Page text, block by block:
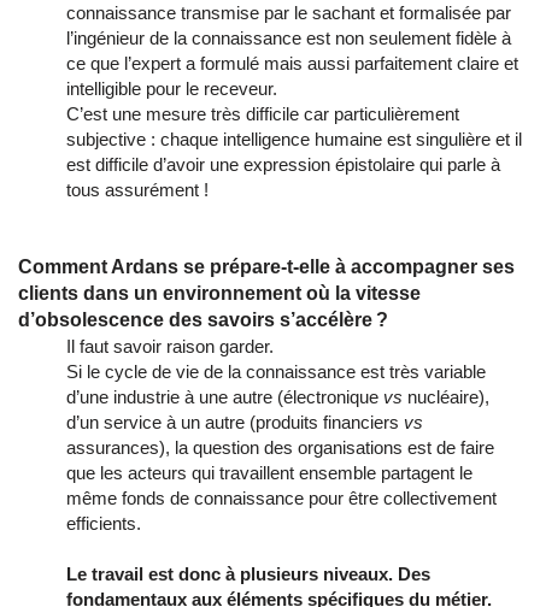
connaissance transmise par le sachant et formalisée par
l’ingénieur de la connaissance est non seulement fidèle à
ce que l’expert a formulé mais aussi parfaitement claire et
intelligible pour le receveur.
C’est une mesure très difficile car particulièrement
subjective : chaque intelligence humaine est singulière et il
est difficile d’avoir une expression épistolaire qui parle à
tous assurément !
Comment Ardans se prépare-t-elle à accompagner ses
clients dans un environnement où la vitesse
d’obsolescence des savoirs s’accélère ?
Il faut savoir raison garder.
Si le cycle de vie de la connaissance est très variable
d’une industrie à une autre (électronique vs nucléaire),
d’un service à un autre (produits financiers vs
assurances), la question des organisations est de faire
que les acteurs qui travaillent ensemble partagent le
même fonds de connaissance pour être collectivement
efficients.
Le travail est donc à plusieurs niveaux. Des
fondamentaux aux éléments spécifiques du métier.